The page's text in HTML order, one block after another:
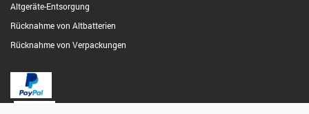
Altgeräte-Entsorgung
Rücknahme von Altbatterien
Rücknahme von Verpackungen